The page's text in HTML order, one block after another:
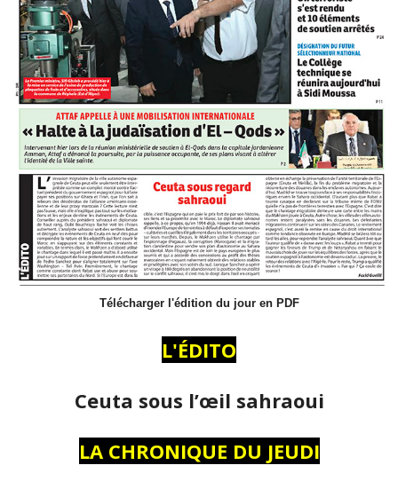
Télécharger l'édition du jour en PDF
L'ÉDITO
Ceuta sous l’œil sahraoui
LA CHRONIQUE DU JEUDI